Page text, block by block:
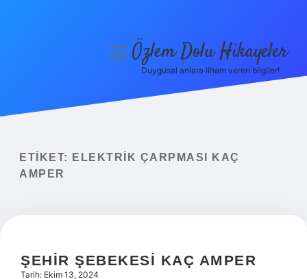
Yasal Uyarı
menüyüÖzlem Dolu Hikayeler
Duygusal anlara ilham veren bilgiler!
ETIKET:
ELEKTRIK ÇARPMASI KAÇ
AMPER
ŞEHIR ŞEBEKESI KAÇ AMPER
Tarih: Ekim 13, 2024